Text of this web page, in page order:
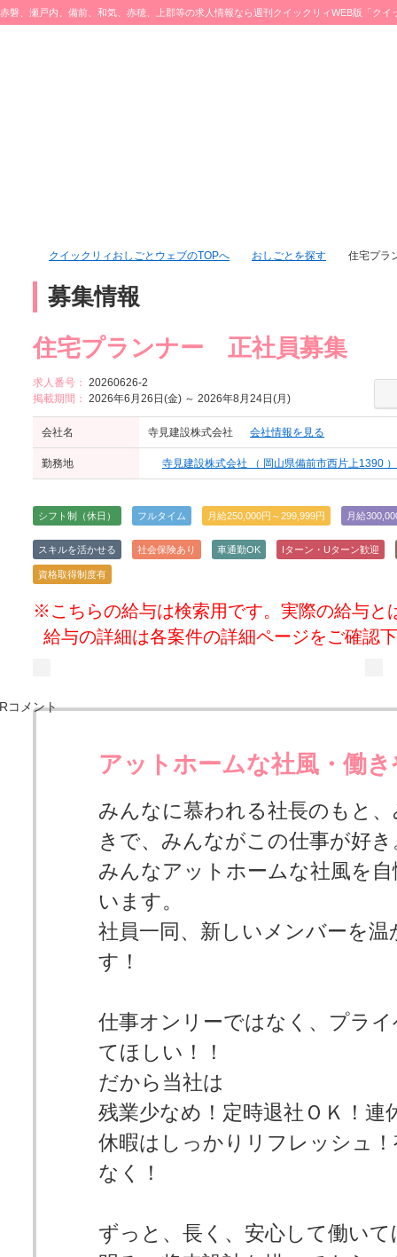
赤磐、瀬戸内、備前、和気、赤穂、上郡等の求人情報なら週刊クイックリィWEB版「クイ
クイックリィおしごとウェブのTOPへ おしごとを探す 住宅プラ
募集情報
住宅プランナー 正社員募集
求人番号： 20260626-2
掲載期間： 2026年6月26日(金) ～ 2026年8月24日(月)
会社名 寺見建設株式会社 会社情報を見る
勤務地 寺見建設株式会社 （ 岡山県備前市西片上1390 ）
シフト制（休日） フルタイム 月給250,000円～299,999円 月給
スキルを活かせる 社会保険あり 車通勤OK Iターン・Uターン歓迎
資格取得制度有
※こちらの給与は検索用です。実際の給与と
給与の詳細は各案件の詳細ページをご確認
アットホームな社風・働
みんなに慕われる社長のもと
きで、みんながこの仕事が好き
みんなアットホームな社風を
います。
社員一同、新しいメンバーを
す！
仕事オンリーではなく、プラ
てほしい！！
だから当社は
残業少なめ！定時退社ＯＫ！連
休暇はしっかりリフレッシュ
なく！
ずっと、長く、安心して働い